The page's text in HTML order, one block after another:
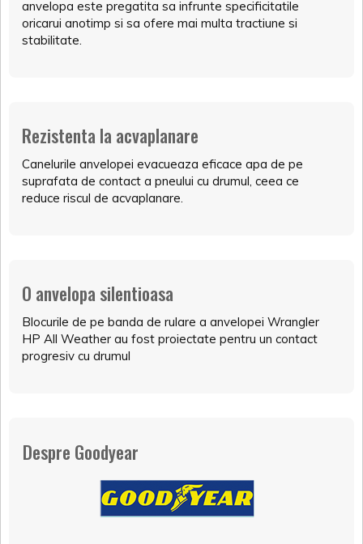
anvelopa este pregatita sa infrunte specificitatile
oricarui anotimp si sa ofere mai multa tractiune si
stabilitate.
Rezistenta la acvaplanare
Canelurile anvelopei evacueaza eficace apa de pe
suprafata de contact a pneului cu drumul, ceea ce
reduce riscul de acvaplanare.
O anvelopa silentioasa
Blocurile de pe banda de rulare a anvelopei Wrangler
HP All Weather au fost proiectate pentru un contact
progresiv cu drumul
Despre Goodyear